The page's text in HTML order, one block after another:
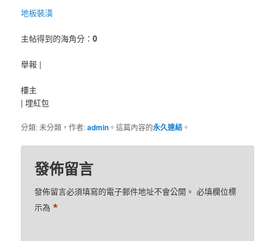
地板裝潢
主帖得到的海角分：0
舉報 |
樓主
|埋紅包
分類: 未分類，作者:admin 。這篇內容的永久連結 。
發佈留言
發佈留言必須填寫的電子郵件地址不會公開。 必填欄位標
示為*